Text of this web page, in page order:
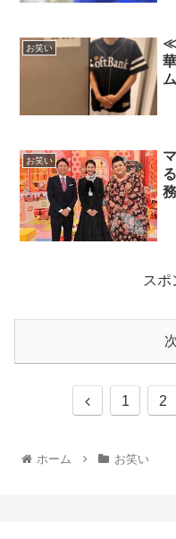
お笑い
≪
お笑い
スポ
1 2
ホーム お笑い